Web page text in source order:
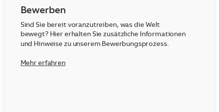
Bewerben
Sind Sie bereit voranzutreiben, was die Welt
bewegt? Hier erhalten Sie zusätzliche Informationen
und Hinweise zu unserem Bewerbungsprozess.
Mehr erfahren